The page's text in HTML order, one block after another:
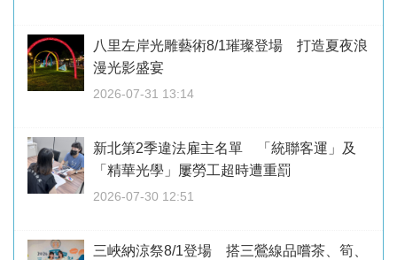
八里左岸光雕藝術8/1璀璨登場 打造夏夜浪
漫光影盛宴
2026-07-31 13:14
新北第2季違法雇主名單 「統聯客運」及
「精華光學」屢勞工超時遭重罰
2026-07-30 12:51
三峽納涼祭8/1登場 搭三鶯線品嚐茶、筍、